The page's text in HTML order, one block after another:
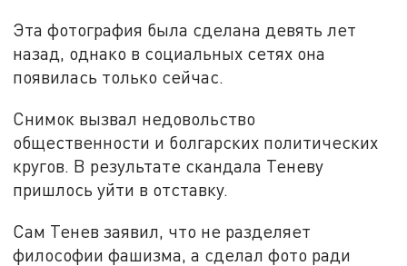
Эта фотография была сделана девять лет
назад, однако в социальных сетях она
появилась только сейчас.
Снимок вызвал недовольство
общественности и болгарских политических
кругов. В результате скандала Теневу
пришлось уйти в отставку.
Сам Тенев заявил, что не разделяет
философии фашизма, а сделал фото ради